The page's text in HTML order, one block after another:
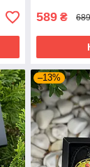
589 ₴
–13%